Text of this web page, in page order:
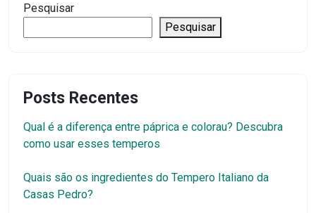
Pesquisar
Pesquisar
Posts Recentes
Qual é a diferença entre páprica e colorau? Descubra
como usar esses temperos
Quais são os ingredientes do Tempero Italiano da
Casas Pedro?